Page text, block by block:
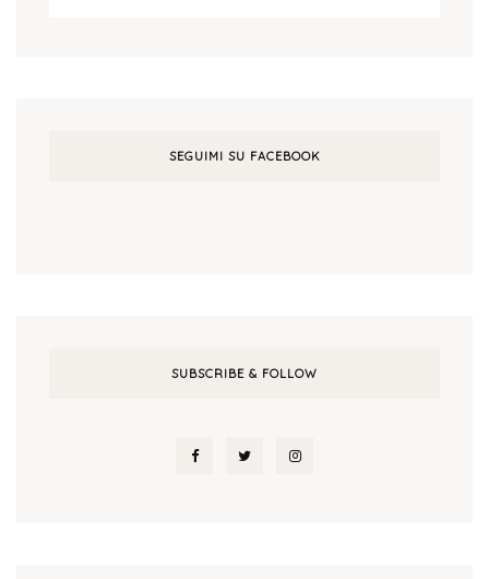
SEGUIMI SU FACEBOOK
SUBSCRIBE & FOLLOW